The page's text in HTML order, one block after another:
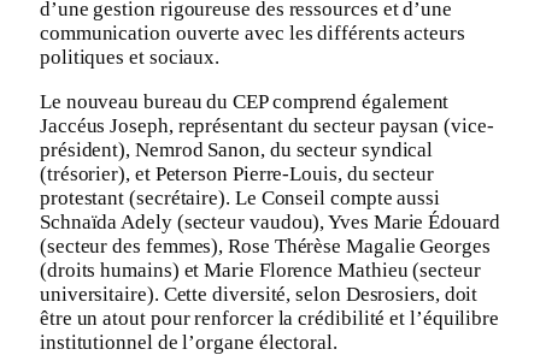
d’une gestion rigoureuse des ressources et d’une
communication ouverte avec les différents acteurs
politiques et sociaux.
Le nouveau bureau du CEP comprend également
Jaccéus Joseph, représentant du secteur paysan (vice-
président), Nemrod Sanon, du secteur syndical
(trésorier), et Peterson Pierre-Louis, du secteur
protestant (secrétaire). Le Conseil compte aussi
Schnaïda Adely (secteur vaudou), Yves Marie Édouard
(secteur des femmes), Rose Thérèse Magalie Georges
(droits humains) et Marie Florence Mathieu (secteur
universitaire). Cette diversité, selon Desrosiers, doit
être un atout pour renforcer la crédibilité et l’équilibre
institutionnel de l’organe électoral.